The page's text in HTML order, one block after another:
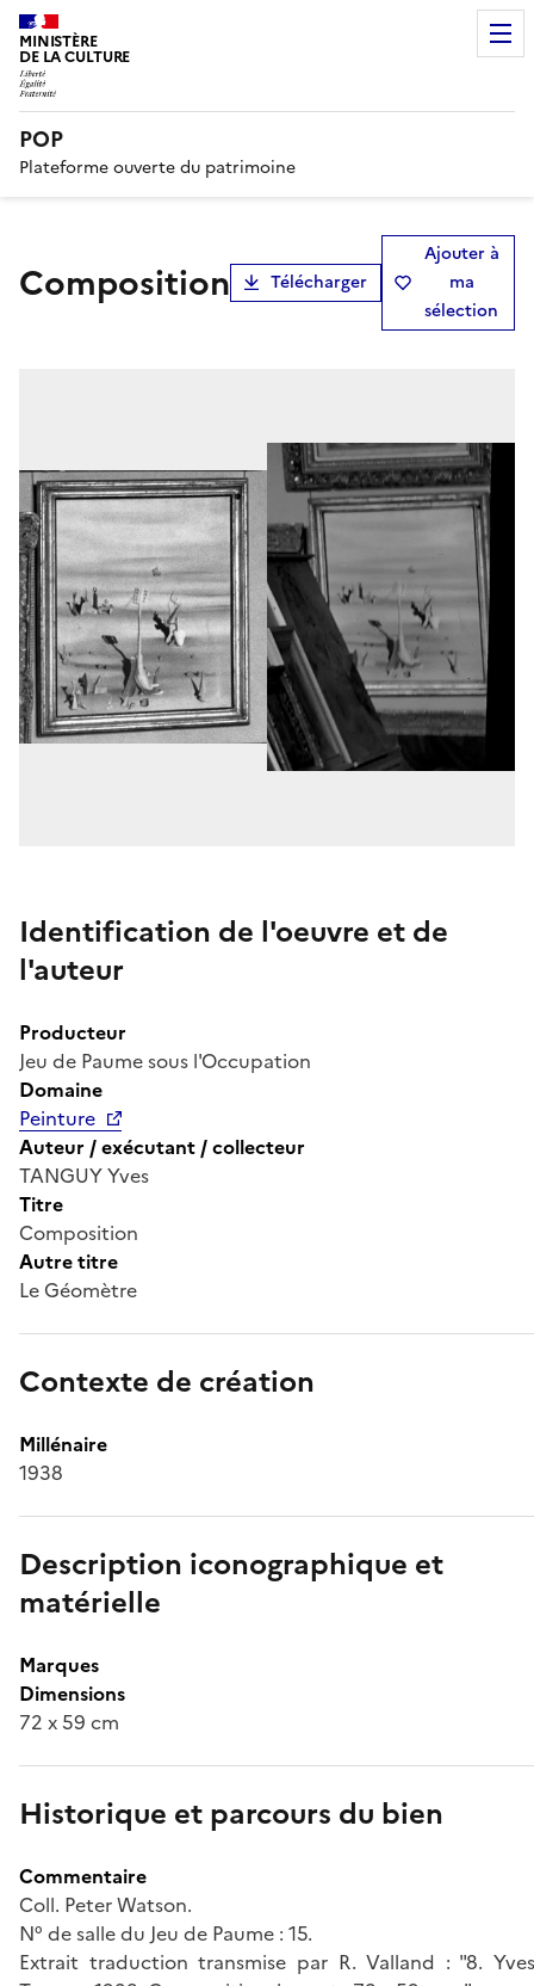
MINISTÈRE
DE LA CULTURE
POP
Plateforme ouverte du patrimoine
Composition Télécharger
Ajouter à
ma
sélection
Identification de l'oeuvre et de
l'auteur
Producteur
Jeu de Paume sous l'Occupation
Domaine
Peinture
Auteur / exécutant / collecteur
TANGUY Yves
Titre
Composition
Autre titre
Le Géomètre
Contexte de création
Millénaire
1938
Description iconographique et
matérielle
Marques
Dimensions
72 x 59 cm
Historique et parcours du bien
Commentaire
Coll. Peter Watson.
N° de salle du Jeu de Paume : 15.
Extrait traduction transmise par R. Valland : "8. Yves